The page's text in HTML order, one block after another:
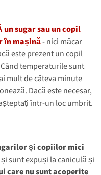
un sugar sau un copil
în mașină- nici măcar
este prezent un copil
temperaturile sunt
mult de câteva minute
Dacă este necesar,
într-un loc umbrit.
și copiilor mici
sunt expuși la caniculă și
care nu sunt acoperite